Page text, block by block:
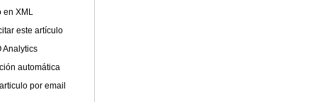
en XML
este artículo
Analytics
automática
por email